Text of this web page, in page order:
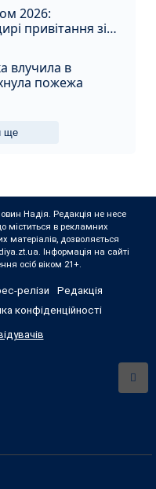
2026:
привітання зі
влучила в
пожежа
ще
Надія. Редакція не несе
міститься в рекламних
матеріалів, дозволяється
Інформація на сайті
осіб віком 21+.
релізи
Редакція
конфіденційності